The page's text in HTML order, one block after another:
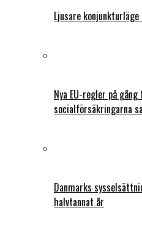
Ljusare
Nya EU-regler på
socialförsäkringarna
Danmarks
halvtannat år